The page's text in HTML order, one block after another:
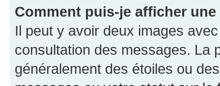
Comment puis-je afficher
Il peut y avoir deux images
consultation des messages. La
généralement des étoiles ou